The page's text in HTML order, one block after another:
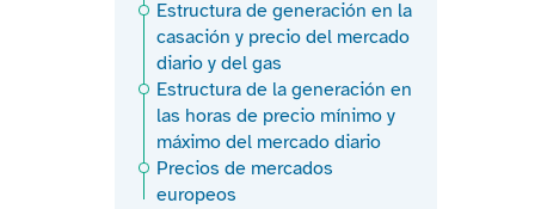
Estructura de generación en la
casación y precio del mercado
diario y del gas
Estructura de la generación en
las horas de precio mínimo y
máximo del mercado diario
Precios de mercados
europeos